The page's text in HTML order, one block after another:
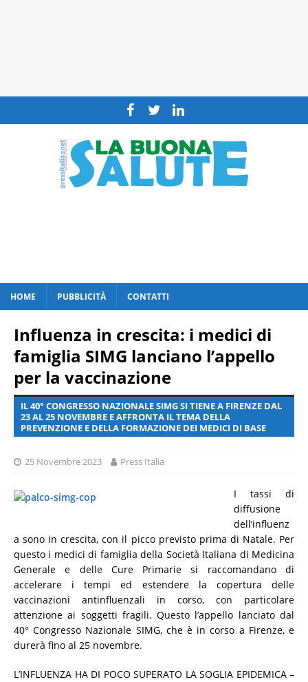
HOME PUBBLICITÀ CONTATTI
Influenza in crescita: i medici di
famiglia SIMG lanciano l’appello
per la vaccinazione
IL 40° CONGRESSO NAZIONALE SIMG SI TIENE A FIRENZE DAL
23 AL 25 NOVEMBRE E AFFRONTA IL TEMA DELLA
PREVENZIONE E DELLA FORMAZIONE DEI MEDICI DI BASE
25 Novembre 2023 Press Italia
I tassi di
diffusione
dell’influenz
a sono in crescita, con il picco previsto prima di Natale. Per
questo i medici di famiglia della Società Italiana di Medicina
Generale e delle Cure Primarie si raccomandano di
accelerare i tempi ed estendere la copertura delle
vaccinazioni antinfluenzali in corso, con particolare
attenzione ai soggetti fragili. Questo l’appello lanciato dal
40° Congresso Nazionale SIMG, che è in corso a Firenze, e
durerà fino al 25 novembre.
L’INFLUENZA HA DI POCO SUPERATO LA SOGLIA EPIDEMICA –